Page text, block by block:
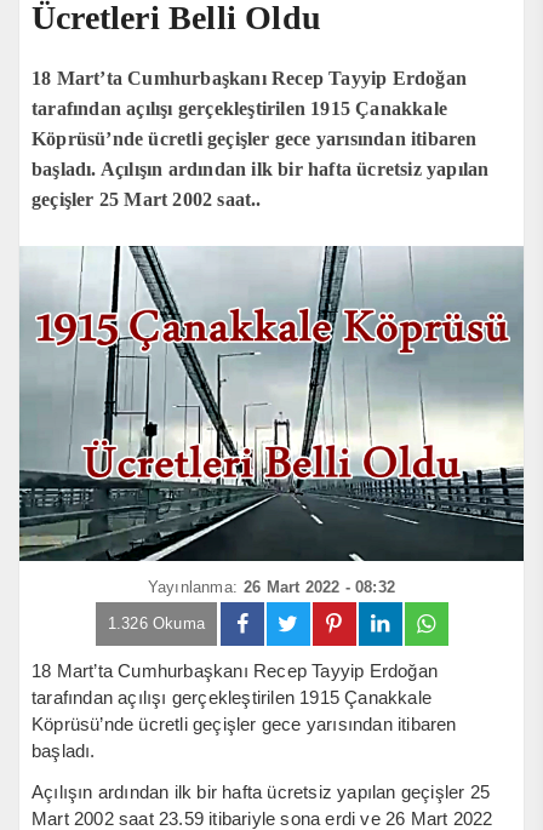
Ücretleri Belli Oldu
18 Mart’ta Cumhurbaşkanı Recep Tayyip Erdoğan
tarafından açılışı gerçekleştirilen 1915 Çanakkale
Köprüsü’nde ücretli geçişler gece yarısından itibaren
başladı. Açılışın ardından ilk bir hafta ücretsiz yapılan
geçişler 25 Mart 2002 saat..
Yayınlanma: 26 Mart 2022 - 08:32
1.326 Okuma
18 Mart’ta Cumhurbaşkanı Recep Tayyip Erdoğan
tarafından açılışı gerçekleştirilen 1915 Çanakkale
Köprüsü’nde ücretli geçişler gece yarısından itibaren
başladı.
Açılışın ardından ilk bir hafta ücretsiz yapılan geçişler 25
Mart 2002 saat 23.59 itibariyle sona erdi ve 26 Mart 2022